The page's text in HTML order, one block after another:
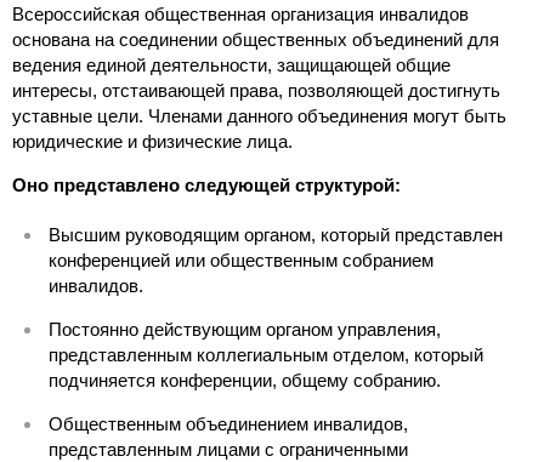
Всероссийская общественная организация инвалидов
основана на соединении общественных объединений для
ведения единой деятельности, защищающей общие
интересы, отстаивающей права, позволяющей достигнуть
уставные цели. Членами данного объединения могут быть
юридические и физические лица.
Оно представлено следующей структурой:
Высшим руководящим органом, который представлен
конференцией или общественным собранием
инвалидов.
Постоянно действующим органом управления,
представленным коллегиальным отделом, который
подчиняется конференции, общему собранию.
Общественным объединением инвалидов,
представленным лицами с ограниченными